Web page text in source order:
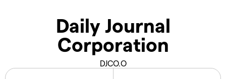
Daily Journal
Corporation
DJCO.O